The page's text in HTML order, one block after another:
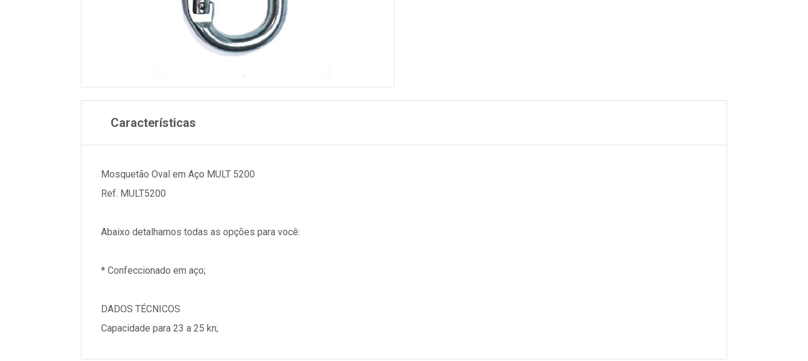
Características
Mosquetão Oval em Aço MULT 5200
Ref. MULT5200
Abaixo detalhamos todas as opções para você:
* Confeccionado em aço;
DADOS TÉCNICOS
Capacidade para 23 a 25 kn;